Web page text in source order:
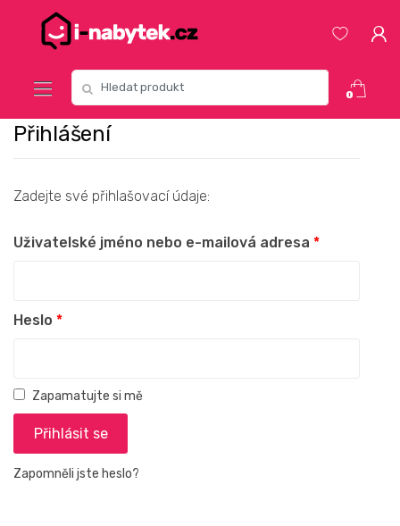
Přeskočit
navigaci
Přeskočit
Vyhledat:
0
Přihlášení
Zadejte své přihlašovací údaje:
Uživatelské jméno nebo e-mailová adresa *
Heslo *
Zapamatujte si mě
Přihlásit se
Zapomněli jste heslo?